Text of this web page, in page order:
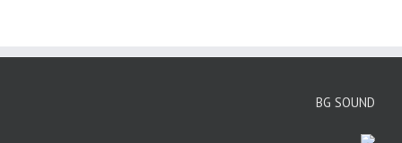
BG SOUND